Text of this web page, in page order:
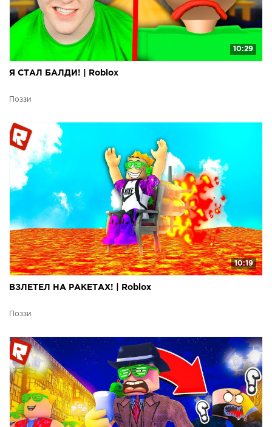
10:29
Я СТАЛ БАЛДИ! | Roblox
Поззи
10:19
ВЗЛЕТЕЛ НА РАКЕТАХ! | Roblox
Поззи